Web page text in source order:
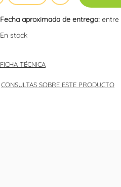
Fecha aproximada de entrega: entre
En stock
FICHA TÉCNICA
CONSULTAS SOBRE ESTE PRODUCTO